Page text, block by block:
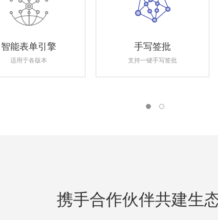
智能表单引擎
适用于各版本
手写签批
支持一键手写签批
携手合作伙伴共建生